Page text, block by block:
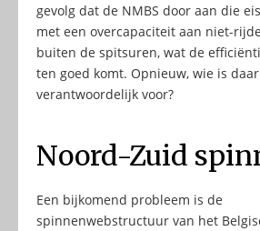
gevolg dat de NMBS door aan die
met een overcapaciteit aan niet-
buiten de spitsuren, wat de
ten goed komt. Opnieuw, wie is
verantwoordelijk voor?
Noord-Zuid
Een bijkomend probleem is de
spinnenwebstructuur van het